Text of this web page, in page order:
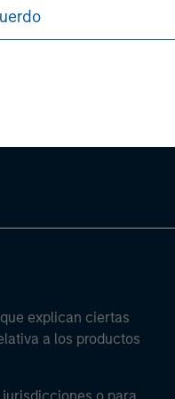
explican ciertas
a los productos